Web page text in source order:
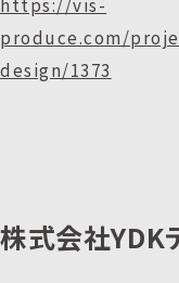
produce.com/
design/1373
株式会社YDK